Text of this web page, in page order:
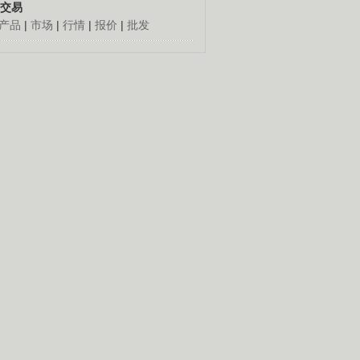
易
产品 | 市场 | 行情 | 报价 | 批发